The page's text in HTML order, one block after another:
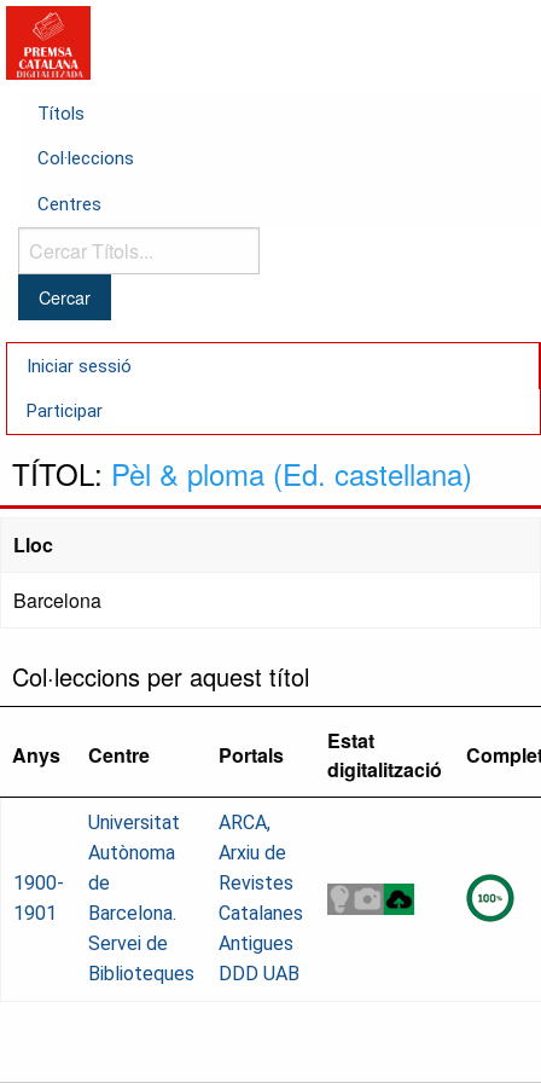
Títols
Col·leccions
Centres
Cercar
Títols...
Iniciar sessió
Participar
TÍTOL: Pèl & ploma (Ed. castellana)
Lloc
Barcelona
Col·leccions per aquest títol
Anys Centre Portals
Estat
digitalització
1900-
1901
Universitat
Autònoma
de
Barcelona.
Servei de
Biblioteques
ARCA,
Arxiu de
Revistes
Catalanes
Antigues
DDD UAB